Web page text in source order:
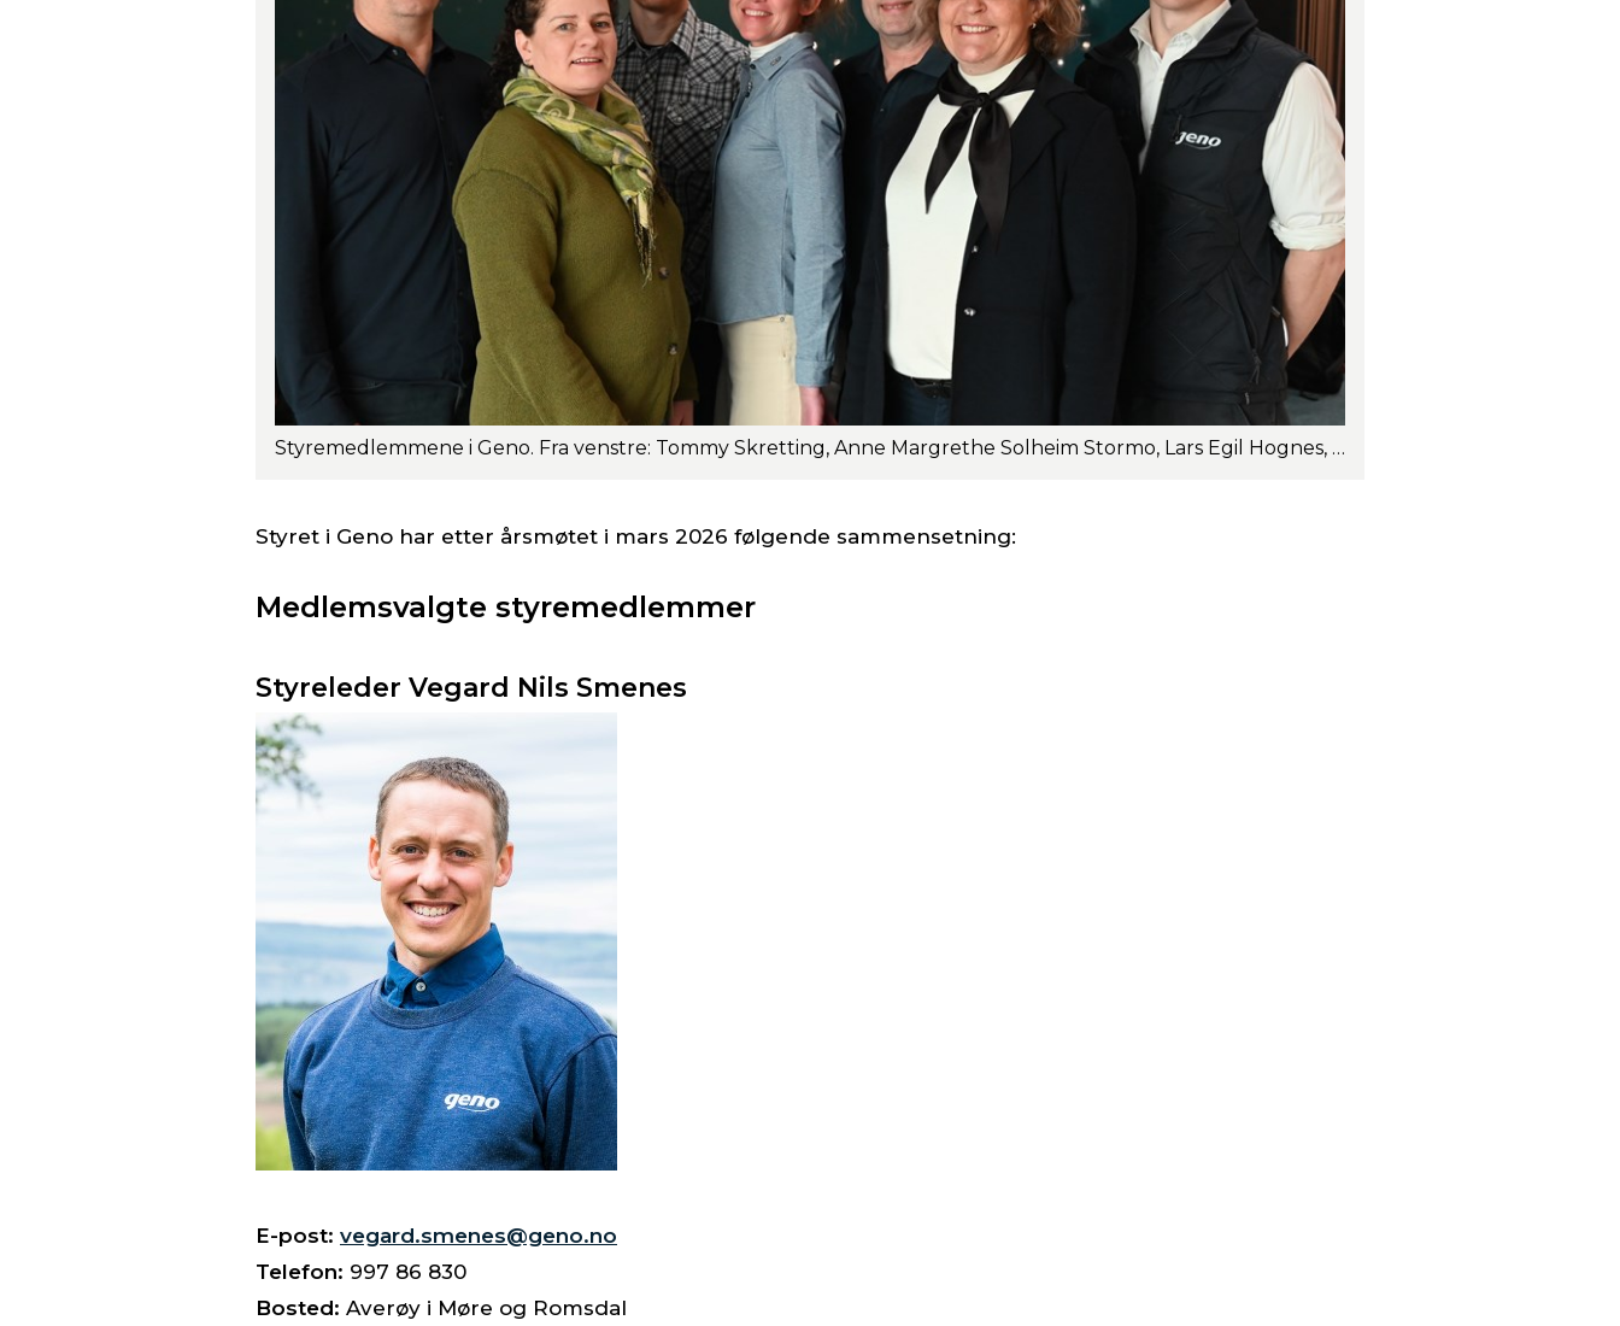
Styremedlemmene i Geno. Fra venstre: Tommy Skretting, Anne Margrethe Solheim Stormo, Lars Egil Hognes, Eli Hveem Krogsti, Idar Dombestein, Elisabeth Gjems og Vegard Smenes. Foto: Peter Reppen-Gjelseth.
Styret i Geno har etter årsmøtet i mars 2026 følgende sammensetning:
Medlemsvalgte styremedlemmer
Styreleder Vegard Nils Smenes
E-post: vegard.smenes@geno.no
Telefon: 997 86 830
Bosted: Averøy i Møre og Romsdal